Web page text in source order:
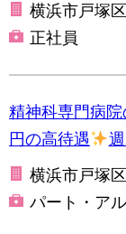
横浜市戸塚区
正社員
精神科専門病
円の高待遇
横浜市戸塚区
パート・ア